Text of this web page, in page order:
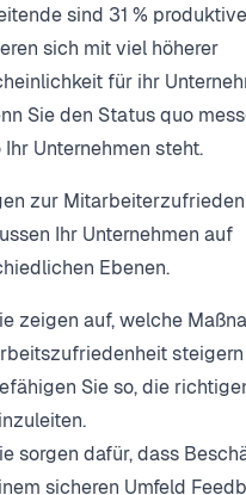
sind 31 %
sich mit viel höherer
für ihr
Sie den Status quo
Ihr Unternehmen steht.
zur
Ihr Unternehmen auf
Ebenen.
zeigen auf, welche
steigern
Sie so, die
sorgen dafür, dass
sicheren Umfeld